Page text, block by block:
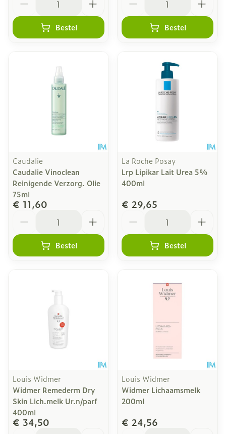
Bestel Bestel
Caudalie
Caudalie Vinoclean
Reinigende Verzorg. Olie
75ml
€ 11,60
Bestel
La Roche Posay
Lrp Lipikar Lait Urea 5%
400ml
€ 29,65
Bestel
Louis Widmer
Widmer Remederm Dry
Skin Lich.melk Ur.n/parf
400ml
€ 34,50
Louis Widmer
Widmer Lichaamsmelk
200ml
€ 24,56